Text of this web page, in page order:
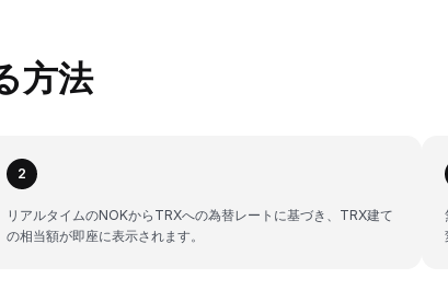
方法
2
リアルタイムのNOKからTRXへの為替レートに基づき、TRX建て
の相当額が即座に表示されます。